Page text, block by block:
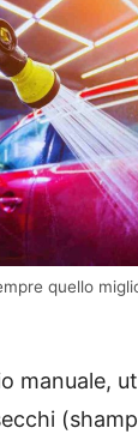
quello
manuale,